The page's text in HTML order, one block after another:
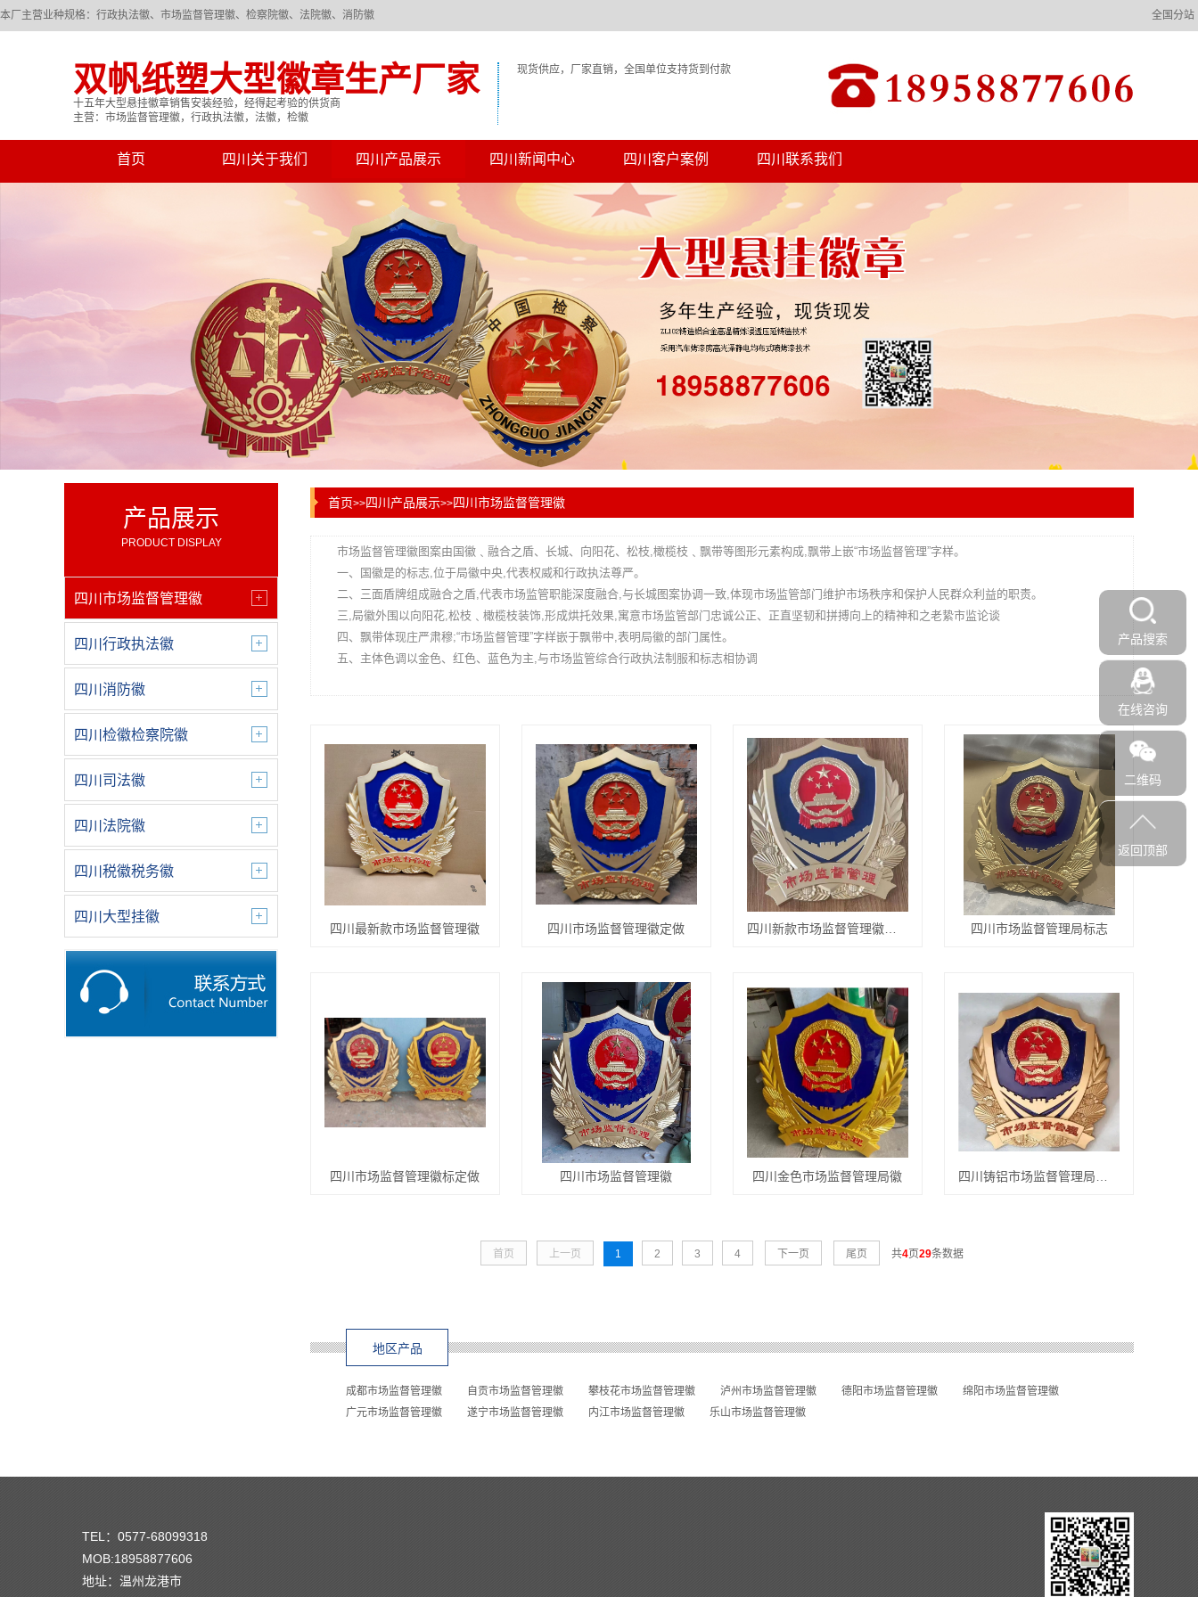
全国分站
本厂主营业种规格：行政执法徽、市场监督管理徽、检察院徽、法院徽、消防徽
双帆纸塑大型徽章生产厂家
十五年大型悬挂徽章销售安装经验，经得起考验的供货商
主营：市场监督管理徽，行政执法徽，法徽，检徽
现货供应，厂家直销，全国单位支持货到付款
首页 四川关于我们 四川产品展示 四川新闻中心 四川客户案例 四川联系我们
产品展示
PRODUCT DISPLAY
四川市场监督管理徽
四川行政执法徽
四川消防徽
四川检徽检察院徽
四川司法徽
四川法院徽
四川税徽税务徽
四川大型挂徽
首页>>四川产品展示>>四川市场监督管理徽
市场监督管理徽图案由国徽﹑融合之盾、长城、向阳花、松枝,橄榄枝﹑飘带等图形元素构成,飘带上嵌“市场监督管理”字样。
一、国徽是的标志,位于局徽中央,代表权威和行政执法尊严。
二、三面盾牌组成融合之盾,代表市场监管职能深度融合,与长城图案协调一致,体现市场监管部门维护市场秩序和保护人民群众利益的职责。
三,局徽外围以向阳花,松枝﹑橄榄枝装饰,形成烘托效果,寓意市场监管部门忠诚公正、正直坚韧和拼搏向上的精神和之老絷市监论谈
四、飘带体现庄严肃穆;“市场监督管理”字样嵌于飘带中,表明局徽的部门属性。
五、主体色调以金色、红色、蓝色为主,与市场监管综合行政执法制服和标志相协调
四川最新款市场监督管理徽 四川市场监督管理徽定做 四川市场监督管理局标志
四川市场监督管理徽标定做 四川市场监督管理徽 四川金色市场监督管理局徽
首页 上一页 1 2 3 4 下一页 尾页 共4页29条数据
地区产品
成都市场监督管理徽 自贡市场监督管理徽 攀枝花市场监督管理徽 泸州市场监督管理徽 德阳市场监督管理徽
绵阳市场监督管理徽
广元市场监督管理徽
遂宁市场监督管理徽 内江市场监督管理徽 乐山市场监督管理徽
TEL：0577-68099318
MOB:18958877606
地址：温州龙港市
产品搜索
在线咨询
二维码
返回顶部